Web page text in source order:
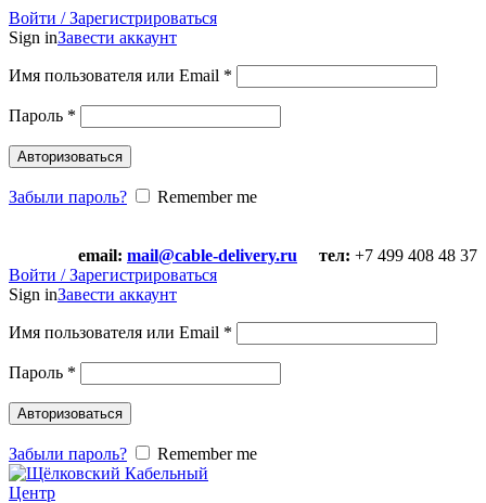
Войти / Зарегистрироваться
Sign inЗавести аккаунт
Имя пользователя или Email *
Пароль *
Авторизоваться
Забыли пароль?
Remember me
email: mail@cable-delivery.ru тел: +7 499 408 48 37
Войти / Зарегистрироваться
Sign inЗавести аккаунт
Имя пользователя или Email *
Пароль *
Авторизоваться
Забыли пароль? Remember me